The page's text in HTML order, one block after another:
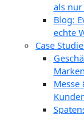
als
Blog:
echte
Case
Messe